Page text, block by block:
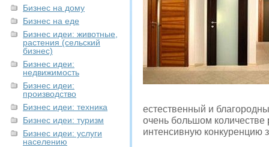
Бизнес на дому
Бизнес на еде
Бизнес идеи: животные,
растения (сельский
бизнес)
Бизнес идеи:
недвижимость
Бизнес идеи:
производство
Бизнес идеи: техника
Бизнес идеи: туризм
Бизнес идеи: услуги
населению
естественный и
очень большом
интенсивную конкуренцию